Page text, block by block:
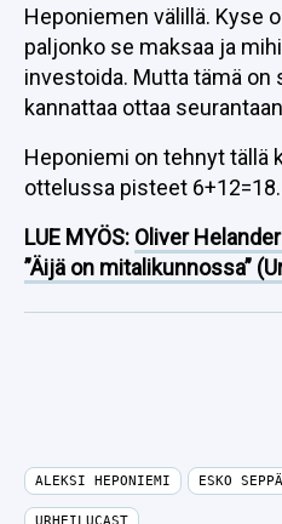
Heponiemen välillä. Kyse
paljonko se maksaa ja
investoida. Mutta tämä on
kannattaa ottaa
Heponiemi on tehnyt tällä
ottelussa pisteet 6+12=18.
LUE MYÖS: Oliver
”Äijä on mitalikunnossa”
ALEKSI HEPONIEMI ESKO